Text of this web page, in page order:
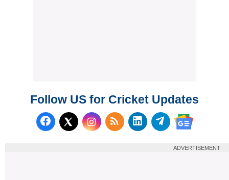
Follow US for Cricket Updates
Follow us on Facebook
Follow us on X (Twitter)
Subscribe to our RSS
Follow us on
Follow us on
Follow us
ADVERTISEMENT